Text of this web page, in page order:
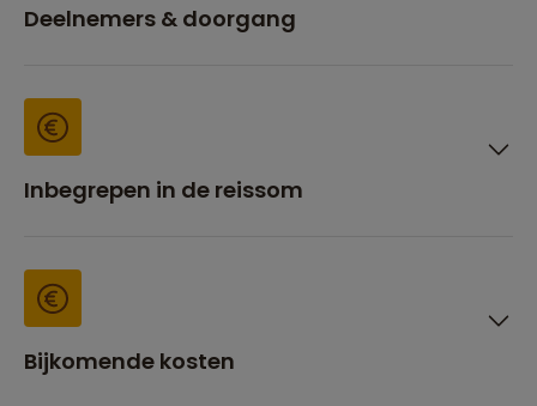
Deelnemers & doorgang
Inbegrepen in de reissom
Bijkomende kosten